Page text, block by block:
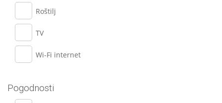
Roštilj
TV
Wi-Fi internet
Pogodnosti